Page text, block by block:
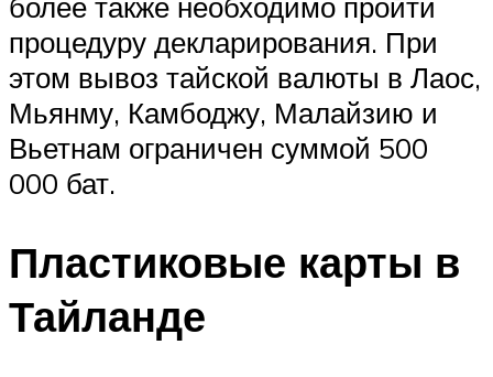
процедуру декларирования. При
этом вывоз тайской валюты в Лаос,
Мьянму, Камбоджу, Малайзию и
Вьетнам ограничен суммой 500
000 бат.
Пластиковые карты в
Тайланде